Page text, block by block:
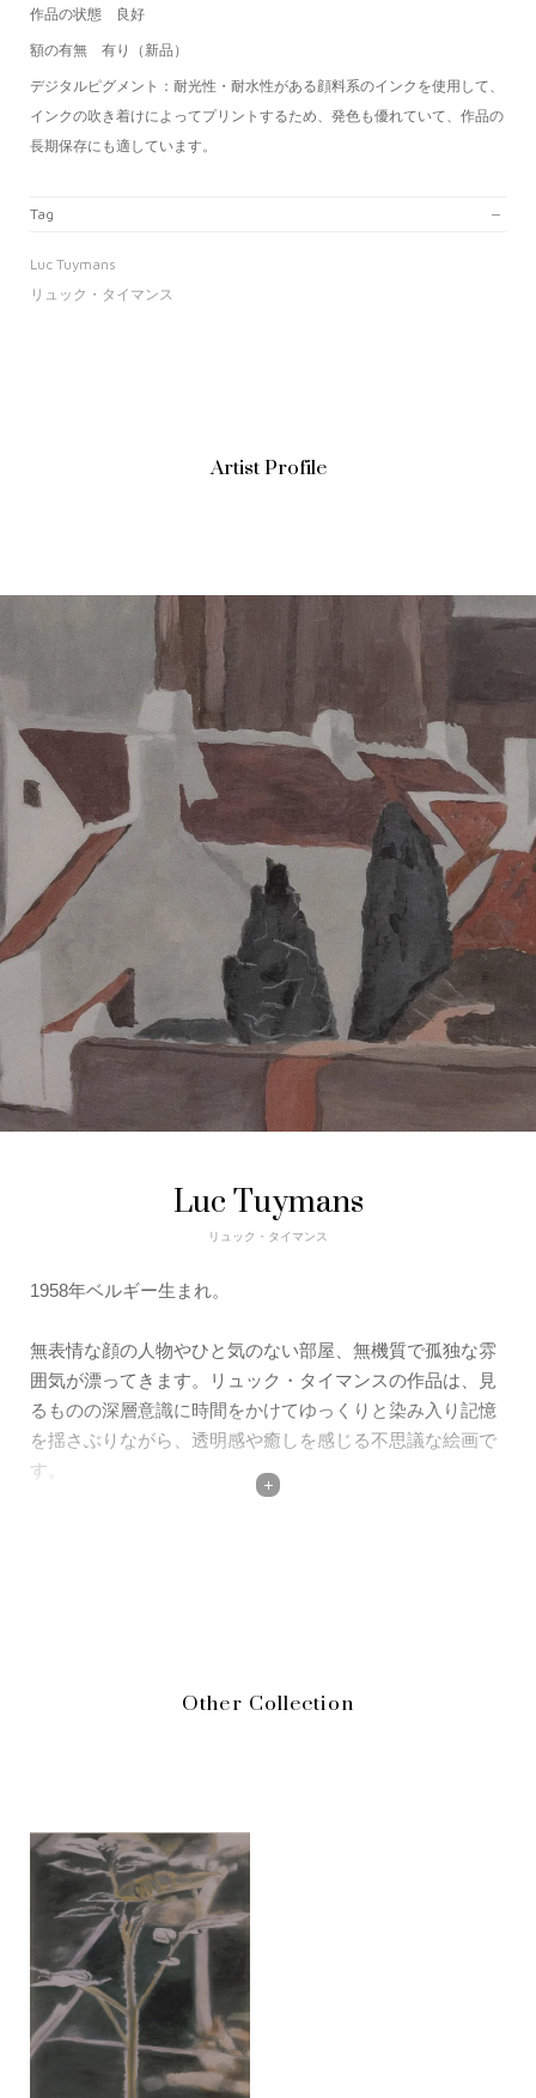
作品の状態 良好
額の有無 有り（新品）
デジタルピグメント： 耐光性・耐水性がある顔料系のインクを使用して、
インクの吹き着けによってプリントするため、発色も優れていて、作品の
長期保存にも適しています。
Tag
Luc Tuymans
リュック・タイマンス
Artist Profile
Luc Tuymans
リュック・タイマンス
1958年ベルギー生まれ。
無表情な顔の人物やひと気のない部屋、無機質で孤独な雰
囲気が漂ってきます。リュック・タイマンスの作品は、
見
るものの深層意識に時間をかけてゆっくりと染み入り記憶
を揺さぶりながら、 透明感や癒しを感じる不思議な絵画で
す。
Other Collection